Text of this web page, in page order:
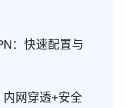
：快速配置与
网穿透+安全